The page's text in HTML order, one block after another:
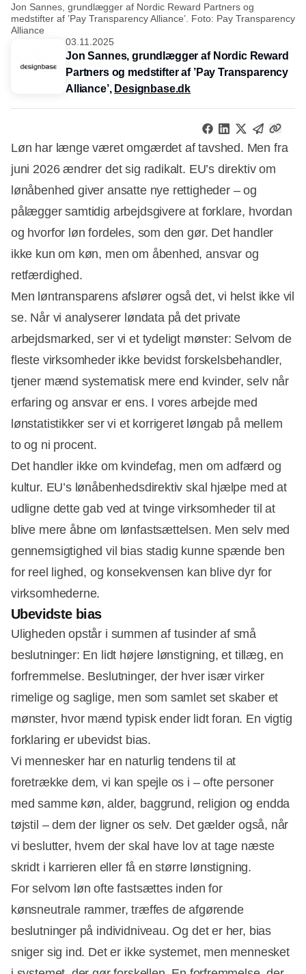
Jon Sannes, grundlægger af Nordic Reward Partners og
medstifter af ’Pay Transparency Alliance’. Foto: Pay Transparency
Alliance
03.11.2025
Jon Sannes, grundlægger af Nordic Reward
Partners og medstifter af ’Pay Transparency
Alliance’, Designbase.dk
Løn har længe været omgærdet af tavshed. Men fra
juni 2026 ændrer det sig radikalt. EU’s direktiv om
lønåbenhed giver ansatte nye rettigheder – og
pålægger samtidig arbejdsgivere at forklare, hvordan
og hvorfor løn fordeles, som den gør. Det handler
ikke kun om køn, men om åbenhed, ansvar og
retfærdighed.
Men løntransparens afslører også det, vi helst ikke vil
se. Når vi analyserer løndata på det private
arbejdsmarked, ser vi et tydeligt mønster: Selvom de
fleste virksomheder ikke bevidst forskelsbehandler,
tjener mænd systematisk mere end kvinder, selv når
erfaring og ansvar er ens. I vores arbejde med
lønstatistikker ser vi et korrigeret løngab på mellem
to og ni procent.
Det handler ikke om kvindefag, men om adfærd og
kultur. EU’s lønåbenhedsdirektiv skal hjælpe med at
udligne dette gab ved at tvinge virksomheder til at
blive mere åbne om lønfastsættelsen. Men selv med
gennemsigtighed vil bias stadig kunne spænde ben
for reel lighed, og konsekvensen kan blive dyr for
virksomhederne.
Ubevidste bias
Uligheden opstår i summen af tusinder af små
beslutninger: En lidt højere lønstigning, et tillæg, en
forfremmelse. Beslutninger, der hver især virker
rimelige og saglige, men som samlet set skaber et
mønster, hvor mænd typisk ender lidt foran. En vigtig
forklaring er ubevidst bias.
Vi mennesker har en naturlig tendens til at
foretrække dem, vi kan spejle os i – ofte personer
med samme køn, alder, baggrund, religion og endda
tøjstil – dem der ligner os selv. Det gælder også, når
vi beslutter, hvem der skal have lov at tage næste
skridt i karrieren eller få en større lønstigning.
For selvom løn ofte fastsættes inden for
kønsneutrale rammer, træffes de afgørende
beslutninger på individniveau. Og det er her, bias
sniger sig ind. Det er ikke systemet, men mennesket